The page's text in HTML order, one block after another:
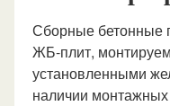
Сборные бетонные
ЖБ-плит,
установленными
наличии монтажных